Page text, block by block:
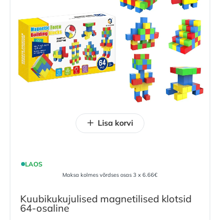
LAOS
Maksa kolmes võrdses osas 3 x 6.66€
Kuubikukujulised magnetilised klotsid
64-osaline
Lisa korvi